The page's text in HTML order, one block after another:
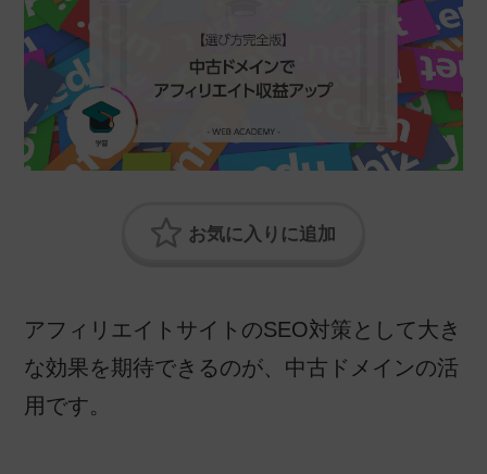
アフィリエイトサイトのSEO対策として大き
な効果を期待できるのが、中古ドメインの活
用です。